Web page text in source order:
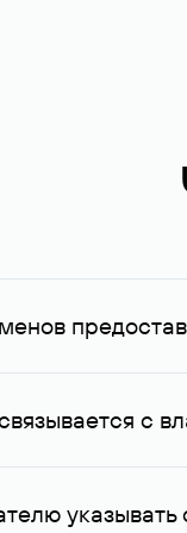
для доменов,
с
домена